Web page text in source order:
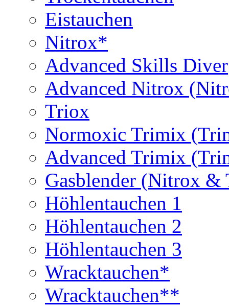
Eistauchen
Nitrox*
Advanced Skills Diver
Advanced Nitrox
Triox
Normoxic Trimix
Advanced Trimix
Gasblender (Nitrox
Höhlentauchen 1
Höhlentauchen 2
Höhlentauchen 3
Wracktauchen*
Wracktauchen**